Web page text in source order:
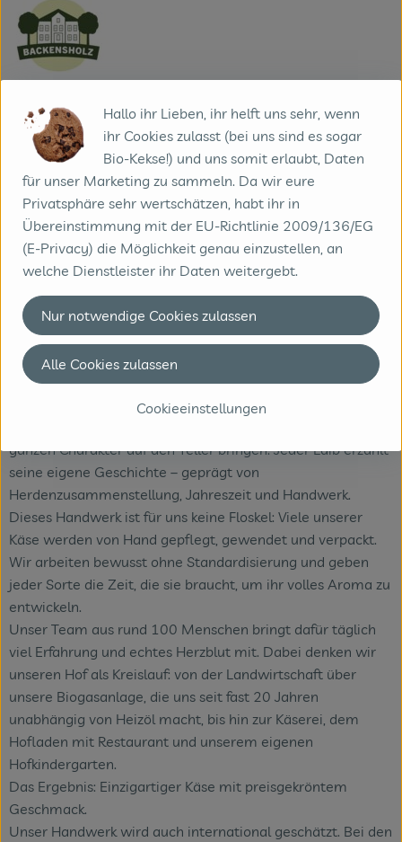
GmbH & Co. KG
D 25885 Oster-Ohrstedt
Moin Schleswig-Holstein,
Rohmilchkäse – handwerklich, biologisch und preisgekrönt.
Genau dafür steht unsere Hofkäserei Backensholz, gelegen
zwischen Nord- und Ostsee, umgeben von saftig grünen
Wiesen und der frischen, salzigen Meeresluft. Hier beginnt
die Geschichte eines jeden unserer Käselaibe – und man
schmeckt sofort den Unterschied.
Unser Familienbetrieb wird inzwischen in vierter
Generation geführt. Seit über 30 Jahren gehört die Käserei
fest dazu – selbstverständlich nach Bioland-Standards.
Im Mittelpunkt steht bei uns die Rohmilch von den eigenen
Kühen. Wir verzichten bewusst auf Pasteurisierung, so kann
ganzen Charakter auf den Teller bringen. Jeder Laib erzählt
seine eigene Geschichte – geprägt von
Herdenzusammenstellung, Jahreszeit und Handwerk.
Dieses Handwerk ist für uns keine Floskel: Viele unserer
Käse werden von Hand gepflegt, gewendet und verpackt.
Wir arbeiten bewusst ohne Standardisierung und geben
jeder Sorte die Zeit, die sie braucht, um ihr volles Aroma zu
entwickeln.
Unser Team aus rund 100 Menschen bringt dafür täglich
viel Erfahrung und echtes Herzblut mit. Dabei denken wir
unseren Hof als Kreislauf: von der Landwirtschaft über
unsere Biogasanlage, die uns seit fast 20 Jahren
unabhängig von Heizöl macht, bis hin zur Käserei, dem
Hofladen mit Restaurant und unserem eigenen
Hofkindergarten.
Das Ergebnis: Einzigartiger Käse mit preisgekröntem
Geschmack.
Unser Handwerk wird auch international geschätzt. Bei den
Hallo ihr Lieben, ihr helft uns sehr, wenn
ihr Cookies zulasst (bei uns sind es sogar
Bio-Kekse!) und uns somit erlaubt, Daten
für unser Marketing zu sammeln. Da wir eure
Privatsphäre sehr wertschätzen, habt ihr in
Übereinstimmung mit der EU-Richtlinie 2009/136/EG
(E-Privacy) die Möglichkeit genau einzustellen, an
welche Dienstleister ihr Daten weitergebt.
Cookieeinstellungen
Nur notwendige Cookies zulassen
Alle Cookies zulassen